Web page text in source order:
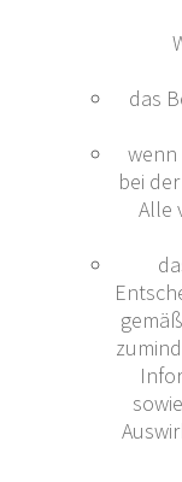
das
wenn
bei
Alle